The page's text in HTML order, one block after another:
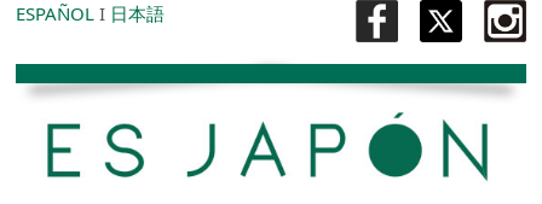
ESPAÑOL I 日本語